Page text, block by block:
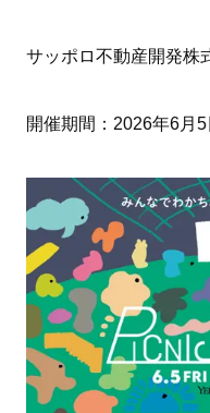
ス学」
サッポロ不動産開発株
開催期間：2026年6月